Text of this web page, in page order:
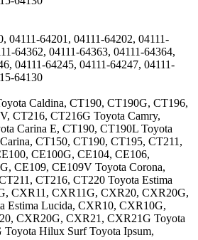
04111-64201, 04111-64202, 04111-
64362, 04111-64363, 04111-64364,
04111-64245, 04111-64247, 04111-
64130
Caldina, CT190, CT190G, CT196,
CT216, CT216G Toyota Camry,
Carina E, CT190, CT190L Toyota
CT150, CT190, CT195, CT211,
CE100G, CE104, CE106,
CE109, CE109V Toyota Corona,
CT216, CT220 Toyota Estima
CXR11, CXR11G, CXR20, CXR20G,
Estima Lucida, CXR10, CXR10G,
CXR20G, CXR21, CXR21G Toyota
Hilux Surf Toyota Ipsum,